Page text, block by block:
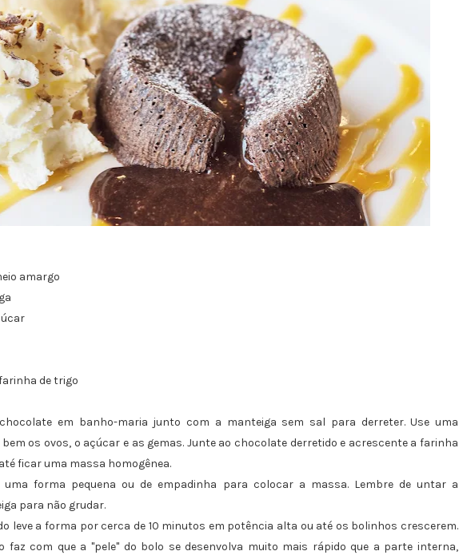
amargo
de trigo
em banho-maria junto com a manteiga sem sal para derreter. Use uma
os ovos, o açúcar e as gemas. Junte ao chocolate derretido e acrescente a farinha
ficar uma massa homogênea.
uma forma pequena ou de empadinha para colocar a massa. Lembre de untar a
para não grudar.
leve a forma por cerca de 10 minutos em potência alta ou até os bolinhos crescerem.
faz com que a "pele" do bolo se desenvolva muito mais rápido que a parte interna,